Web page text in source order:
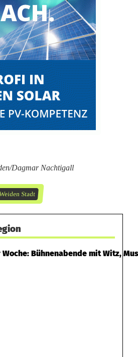
Dagmar Nachtigall
Weiden Stadt